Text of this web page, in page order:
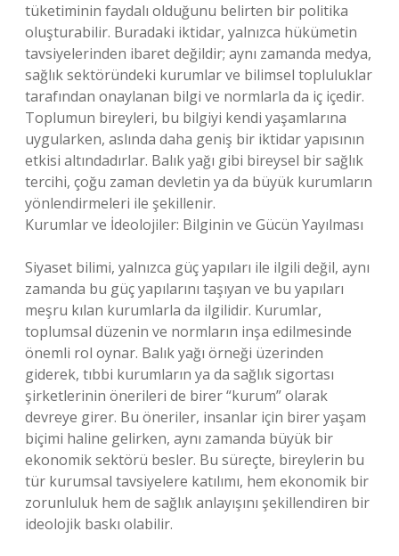
tüketiminin faydalı olduğunu belirten bir politika
oluşturabilir. Buradaki iktidar, yalnızca hükümetin
tavsiyelerinden ibaret değildir; aynı zamanda medya,
sağlık sektöründeki kurumlar ve bilimsel topluluklar
tarafından onaylanan bilgi ve normlarla da iç içedir.
Toplumun bireyleri, bu bilgiyi kendi yaşamlarına
uygularken, aslında daha geniş bir iktidar yapısının
etkisi altındadırlar. Balık yağı gibi bireysel bir sağlık
tercihi, çoğu zaman devletin ya da büyük kurumların
yönlendirmeleri ile şekillenir.
Kurumlar ve İdeolojiler: Bilginin ve Gücün Yayılması
Siyaset bilimi, yalnızca güç yapıları ile ilgili değil, aynı
zamanda bu güç yapılarını taşıyan ve bu yapıları
meşru kılan kurumlarla da ilgilidir. Kurumlar,
toplumsal düzenin ve normların inşa edilmesinde
önemli rol oynar. Balık yağı örneği üzerinden
giderek, tıbbi kurumların ya da sağlık sigortası
şirketlerinin önerileri de birer “kurum” olarak
devreye girer. Bu öneriler, insanlar için birer yaşam
biçimi haline gelirken, aynı zamanda büyük bir
ekonomik sektörü besler. Bu süreçte, bireylerin bu
tür kurumsal tavsiyelere katılımı, hem ekonomik bir
zorunluluk hem de sağlık anlayışını şekillendiren bir
ideolojik baskı olabilir.